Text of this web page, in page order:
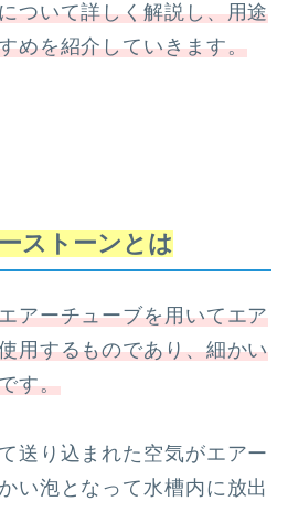
ついて詳しく解説し、用途
めを紹介していきます。
ストーンとは
アーチューブを用いてエア
用するものであり、細かい
す。
送り込まれた空気がエアー
い泡となって水槽内に放出